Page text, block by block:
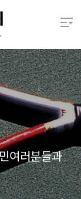
여러분들과